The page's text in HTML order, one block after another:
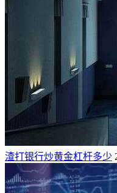
渣打银行炒黄金杠杆多少